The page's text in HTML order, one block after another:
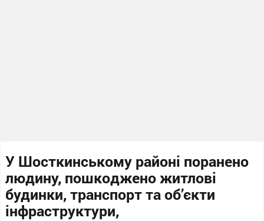
У Шосткинському районі поранено
людину, пошкоджено житлові
будинки, транспорт та об’єкти
інфраструктури,